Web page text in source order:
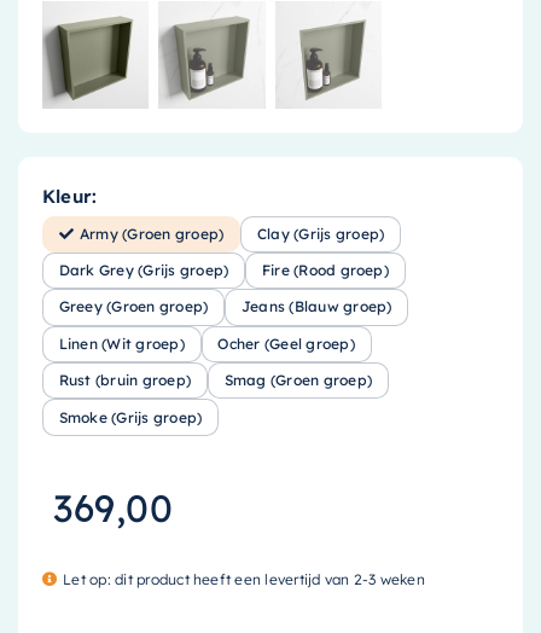
Kleur:
Army (Groen groep) Clay (Grijs groep)
Dark Grey (Grijs groep) Fire (Rood groep)
Greey (Groen groep) Jeans (Blauw groep)
Linen (Wit groep) Ocher (Geel groep)
Rust (bruin groep) Smag (Groen groep)
Smoke (Grijs groep)
369,00
Let op: dit product heeft een levertijd van 2-3 weken